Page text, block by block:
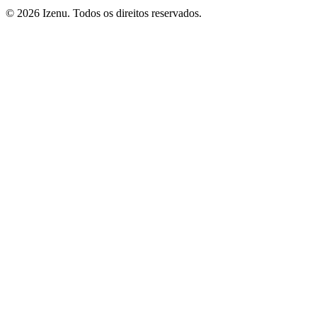
© 2026 Izenu. Todos os direitos reservados.